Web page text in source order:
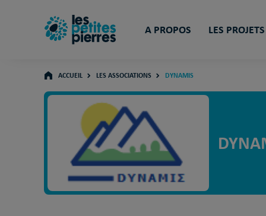
A PROPOS LES PROJETS
ACCUEIL LES ASSOCIATIONS DYNAMIS